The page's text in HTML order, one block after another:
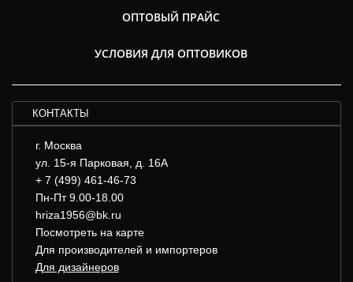
ОПТОВЫЙ ПРАЙС
УСЛОВИЯ ДЛЯ ОПТОВИКОВ
КОНТАКТЫ
г. Москва
ул. 15-я Парковая, д. 16А
+ 7 (499) 461-46-73
Пн-Пт 9.00-18.00
hriza1956@bk.ru
Посмотреть на карте
Для производителей и импортеров
Для дизайнеров